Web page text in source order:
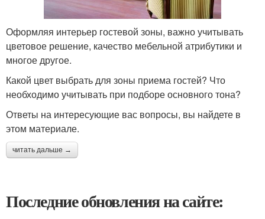
Оформляя интерьер гостевой зоны, важно учитывать
цветовое решение, качество мебельной атрибутики и
многое другое.
Какой цвет выбрать для зоны приема гостей? Что
необходимо учитывать при подборе основного тона?
Ответы на интересующие вас вопросы, вы найдете в
этом материале.
читать дальше →
Последние обновления на сайте: